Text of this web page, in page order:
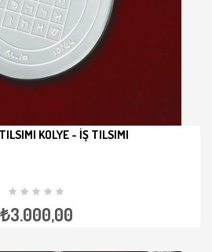
KOLYE - İŞ TILSIMI
₺3.000,00